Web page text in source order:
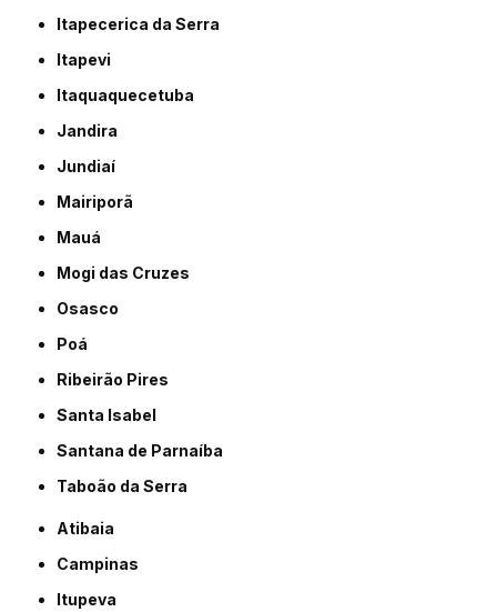
Itapecerica da Serra
Itapevi
Itaquaquecetuba
Jandira
Jundiaí
Mairiporã
Mauá
Mogi das Cruzes
Osasco
Poá
Ribeirão Pires
Santa Isabel
Santana de Parnaíba
Taboão da Serra
Atibaia
Campinas
Itupeva